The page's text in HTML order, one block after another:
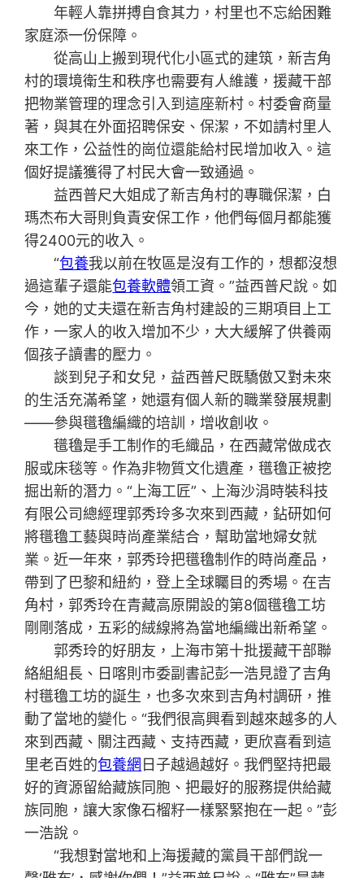
年輕人靠拼搏自食其力，村里也不忘給困難
家庭添一份保障。
從高山上搬到現代化小區式的建筑，新吉角
村的環境衛生和秩序也需要有人維護，援藏干部
把物業管理的理念引入到這座新村。村委會商量
著，與其在外面招聘保安、保潔，不如請村里人
來工作，公益性的崗位還能給村民增加收入。這
個好提議獲得了村民大會一致通過。
益西普尺大姐成了新吉角村的專職保潔，白
瑪杰布大哥則負責安保工作，他們每個月都能獲
得2400元的收入。
“包養我以前在牧區是沒有工作的，想都沒想
過這輩子還能包養軟體領工資。”益西普尺說。如
今，她的丈夫還在新吉角村建設的三期項目上工
作，一家人的收入增加不少，大大緩解了供養兩
個孩子讀書的壓力。
談到兒子和女兒，益西普尺既驕傲又對未來
的生活充滿希望，她還有個人新的職業發展規劃
——參與氆氌編織的培訓，增收創收。
氆氌是手工制作的毛織品，在西藏常做成衣
服或床毯等。作為非物質文化遺產，氆氌正被挖
掘出新的潛力。“上海工匠”、上海沙涓時裝科技
有限公司總經理郭秀玲多次來到西藏，鉆研如何
將氆氌工藝與時尚產業結合，幫助當地婦女就
業。近一年來，郭秀玲把氆氌制作的時尚產品，
帶到了巴黎和紐約，登上全球矚目的秀場。在吉
角村，郭秀玲在青藏高原開設的第8個氆氌工坊
剛剛落成，五彩的絨線將為當地編織出新希望。
郭秀玲的好朋友，上海市第十批援藏干部聯
絡組組長、日喀則市委副書記彭一浩見證了吉角
村氆氌工坊的誕生，也多次來到吉角村調研，推
動了當地的變化。“我們很高興看到越來越多的人
來到西藏、關注西藏、支持西藏，更欣喜看到這
里老百姓的包養網 日子越過越好。我們堅持把最
好的資源留給藏族同胞、把最好的服務提供給藏
族同胞，讓大家像石榴籽一樣緊緊抱在一起。”彭
一浩說。
“我想對當地和上海援藏的黨員干部們說一